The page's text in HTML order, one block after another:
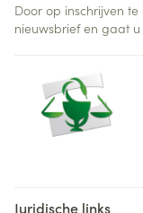
Door op inschrijven te
nieuwsbrief en gaat
Juridische links